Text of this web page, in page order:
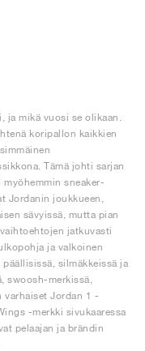
ja mikä vuosi se olikaan.
koripallon kaikkien
Tämä johti sarjan
sneaker-
Jordanin joukkueen,
sävyissä, mutta pian
jatkuvasti
ja valkoinen
silmäkkeissä ja
swoosh-merkissä,
varhaiset Jordan 1 -
-merkki sivukaaressa
pelaajan ja brändin